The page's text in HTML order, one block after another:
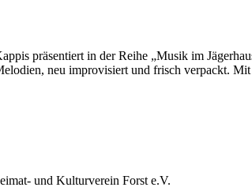
präsentiert in der Reihe „Musik im
neu improvisiert und frisch verpackt.
und Kulturverein Forst e.V.